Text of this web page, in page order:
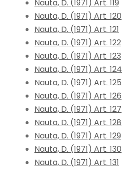
Nauta, D. (1971) Art. 119
Nauta, D. (1971) Art. 120
Nauta, D. (1971) Art. 121
Nauta, D. (1971) Art. 122
Nauta, D. (1971) Art. 123
Nauta, D. (1971) Art. 124
Nauta, D. (1971) Art. 125
Nauta, D. (1971) Art. 126
Nauta, D. (1971) Art. 127
Nauta, D. (1971) Art. 128
Nauta, D. (1971) Art. 129
Nauta, D. (1971) Art. 130
Nauta, D. (1971) Art. 131